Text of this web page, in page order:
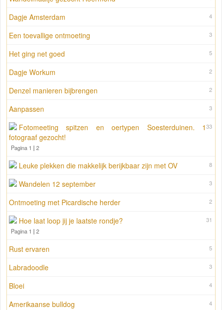
4
Dagje Amsterdam
3
Een toevallige ontmoeting
5
Het ging net goed
2
Dagje Workum
2
Denzel manieren bijbrengen
3
Aanpassen
33
Fotomeeting spitzen en oertypen Soesterduinen. 1
fotograaf gezocht!
Pagina 1 | 2
8
Leuke plekken die makkelijk berijkbaar zijn met OV
3
Wandelen 12 september
2
Ontmoeting met Picardische herder
31
Hoe laat loop jij je laatste rondje?
Pagina 1 | 2
5
Rust ervaren
3
Labradoodle
4
Bloei
4
Amerikaanse bulldog